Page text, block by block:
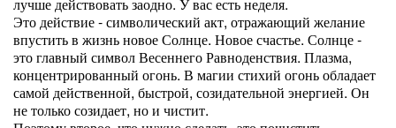
Это действие - символический акт, отражающий желание
впустить в жизнь новое Солнце. Новое счастье. Солнце -
это главный символ Весеннего Равноденствия. Плазма,
концентрированный огонь. В магии стихий огонь обладает
самой действенной, быстрой, созидательной энергией. Он
не только созидает, но и чистит.